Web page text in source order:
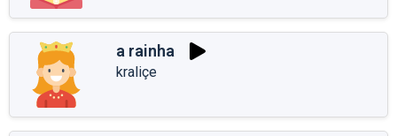
a rainha
kraliçe